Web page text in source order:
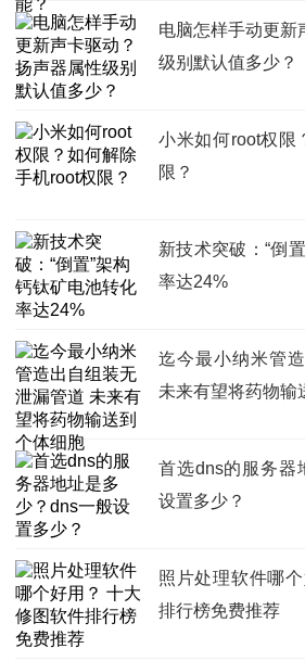
电脑怎样手动更新
级别默认值多少？
小米如何root权限
限？
新技术突破：“倒
率达24%
迄今最小纳米管
未来有望将药物输
首选dns的服务器
设置多少？
照片处理软件哪
排行榜免费推荐